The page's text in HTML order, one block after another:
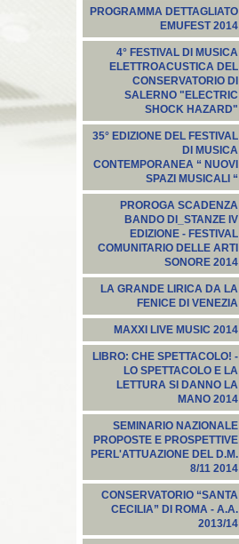
PROGRAMMA DETTAGLIATO
EMUFEST 2014
4° FESTIVAL DI MUSICA
ELETTROACUSTICA DEL
CONSERVATORIO DI
SALERNO "ELECTRIC
SHOCK HAZARD"
35° EDIZIONE DEL FESTIVAL
DI MUSICA
CONTEMPORANEA “ NUOVI
SPAZI MUSICALI “
PROROGA SCADENZA
BANDO DI_STANZE IV
EDIZIONE - FESTIVAL
COMUNITARIO DELLE ARTI
SONORE 2014
LA GRANDE LIRICA DA LA
FENICE DI VENEZIA
MAXXI LIVE MUSIC 2014
LIBRO: CHE SPETTACOLO! -
LO SPETTACOLO E LA
LETTURA SI DANNO LA
MANO 2014
SEMINARIO NAZIONALE
PROPOSTE E PROSPETTIVE
PERL'ATTUAZIONE DEL D.M.
8/11 2014
CONSERVATORIO “SANTA
CECILIA” DI ROMA - A.A.
2013/14